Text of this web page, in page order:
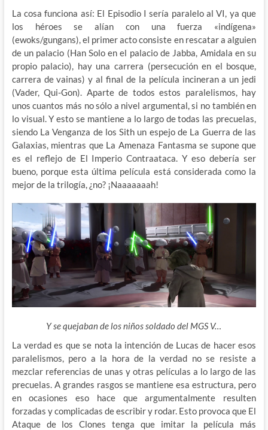
La cosa funciona así: El Episodio I sería paralelo al VI, ya que
los héroes se alían con una fuerza «indígena»
(ewoks/gungans), el primer acto consiste en rescatar a alguien
de un palacio (Han Solo en el palacio de Jabba, Amidala en su
propio palacio), hay una carrera (persecución en el bosque,
carrera de vainas) y al final de la película incineran a un jedi
(Vader, Qui-Gon). Aparte de todos estos paralelismos, hay
unos cuantos más no sólo a nivel argumental, si no también en
lo visual. Y esto se mantiene a lo largo de todas las precuelas,
siendo La Venganza de los Sith un espejo de La Guerra de las
Galaxias, mientras que La Amenaza Fantasma se supone que
es el reflejo de El Imperio Contraataca. Y eso debería ser
bueno, porque esta última película está considerada como la
mejor de la trilogía, ¿no? ¡Naaaaaaah!
Y se quejaban de los niños soldado del MGS V…
La verdad es que se nota la intención de Lucas de hacer esos
paralelismos, pero a la hora de la verdad no se resiste a
mezclar referencias de unas y otras películas a lo largo de las
precuelas. A grandes rasgos se mantiene esa estructura, pero
en ocasiones eso hace que argumentalmente resulten
forzadas y complicadas de escribir y rodar. Esto provoca que El
Ataque de los Clones tenga que imitar la película más